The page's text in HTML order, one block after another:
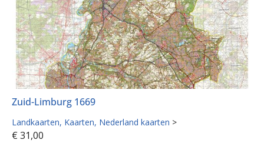
Zuid-Limburg 1669
Landkaarten Kaarten Nederland kaarten >
€ 31,00